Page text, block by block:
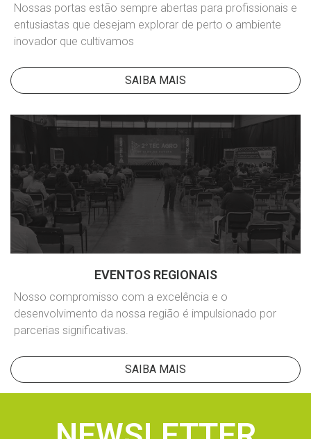
Nossas portas estão sempre abertas para profissionais e
entusiastas que desejam explorar de perto o ambiente
inovador que cultivamos
SAIBA MAIS
EVENTOS REGIONAIS
Nosso compromisso com a excelência e o
desenvolvimento da nossa região é impulsionado por
parcerias significativas.
SAIBA MAIS